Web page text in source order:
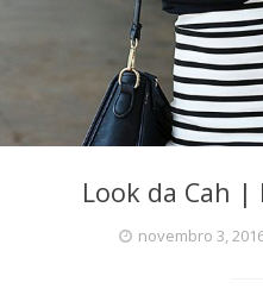
Look da Cah |
novembro 3,